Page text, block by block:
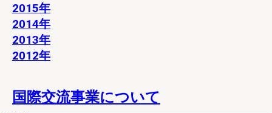
2015年
2014年
2013年
2012年
国際交流事業について